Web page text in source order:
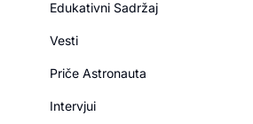
Edukativni Sadržaj
Vesti
Priče Astronauta
Intervjui